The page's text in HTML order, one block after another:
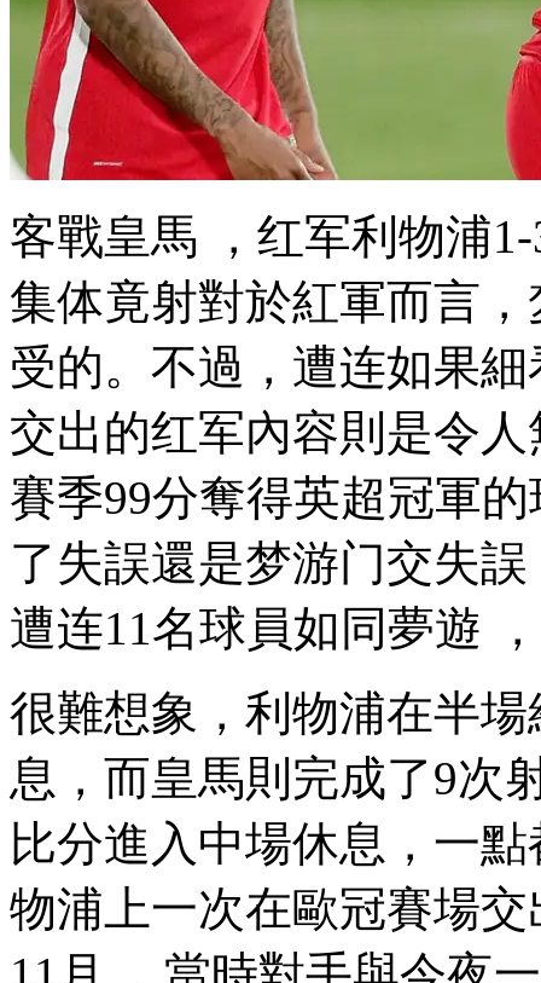
客戰皇馬 ，红军利物浦1-
集体竟射對於紅軍而言
受的 。不過，遭连如
交出的红军內容則是令人
賽季99分奪得英超冠軍的球
了失誤還是梦游门交失誤
遭连11名球員如同夢遊 
很難想象，利物浦在半
息，而皇馬則完成了9
比分進入中場休息，一點
物浦上一次在歐冠賽場